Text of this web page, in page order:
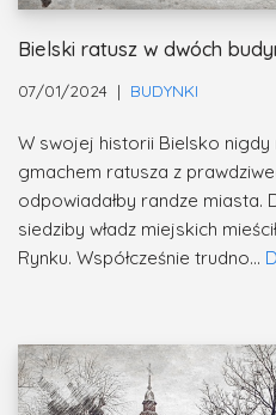
Bielski ratusz w dwóch
07/01/2024 BUDYNKI
W swojej historii Bielsko nigdy
gmachem ratusza z
odpowiadałby randze miasta.
siedziby władz miejskich
Rynku. Współcześnie trudno…